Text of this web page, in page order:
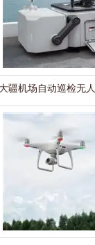
大疆机场自动巡检无